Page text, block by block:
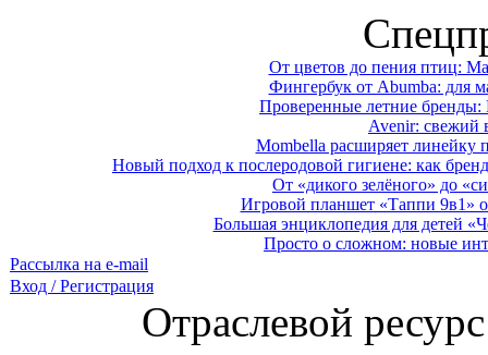
От цветов до пения птиц:
Фингербук от Abumba: для
Проверенные летние
Avenir: свежий
Mombella расширяет линейку
Новый подход к послеродовой гигиене: как
От «дикого зелёного» до
Игровой планшет «Таппи 9в1»
Большая энциклопедия для детей
Просто о сложном: новые
Рассылка на e-mail
Вход / Регистрация
Отраслевой